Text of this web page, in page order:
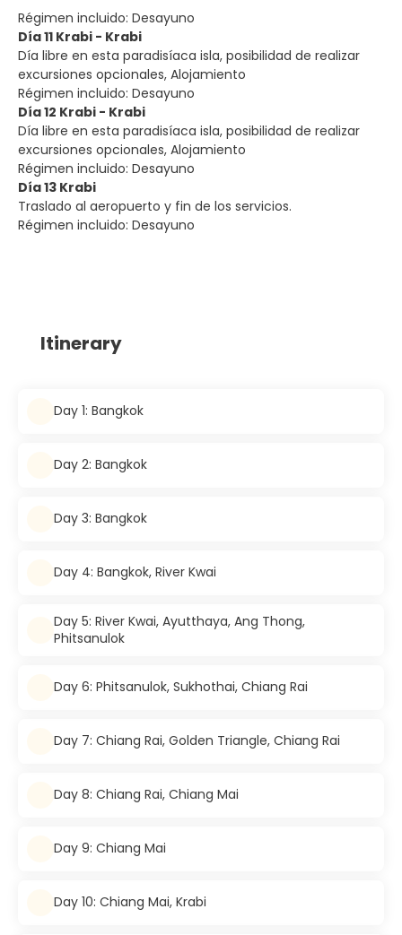
Régimen incluido: Desayuno
Día 11 Krabi - Krabi
Día libre en esta paradisíaca isla, posibilidad de realizar
excursiones opcionales, Alojamiento
Régimen incluido: Desayuno
Día 12 Krabi - Krabi
Día libre en esta paradisíaca isla, posibilidad de realizar
excursiones opcionales, Alojamiento
Régimen incluido: Desayuno
Día 13 Krabi
Traslado al aeropuerto y fin de los servicios.
Régimen incluido: Desayuno
Itinerary
Day 1: Bangkok
Day 2: Bangkok
Day 3: Bangkok
Day 4: Bangkok, River Kwai
Day 5: River Kwai, Ayutthaya, Ang Thong,
Phitsanulok
Day 6: Phitsanulok, Sukhothai, Chiang Rai
Day 7: Chiang Rai, Golden Triangle, Chiang Rai
Day 8: Chiang Rai, Chiang Mai
Day 9: Chiang Mai
Day 10: Chiang Mai, Krabi